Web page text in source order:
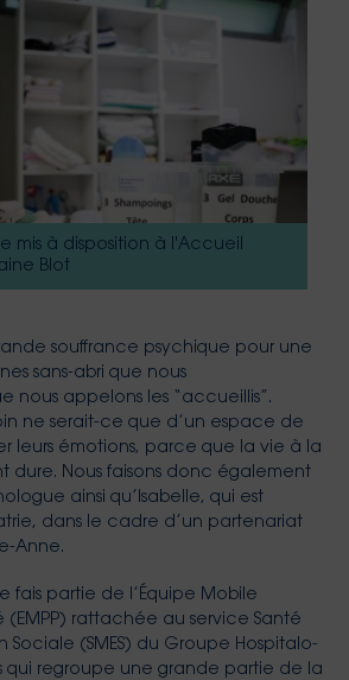
mis à disposition à l'Accueil
Blot
souffrance psychique pour une
sans-abri que nous
nous appelons les “accueillis”.
ne serait-ce que d’un espace de
leurs émotions, parce que la vie à la
dure. Nous faisons donc également
ainsi qu’Isabelle, qui est
dans le cadre d’un partenariat
Anne.
fais partie de l’Équipe Mobile
(EMPP) rattachée au service Santé
Sociale (SMES) du Groupe Hospitalo-
qui regroupe une grande partie de la